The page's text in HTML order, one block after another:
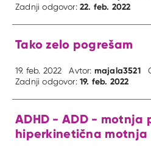
Zadnji odgovor:22. feb. 2022
Tako zelo pogrešam
19. feb. 2022 Avtor: majala3521
Zadnji odgovor:19. feb. 2022
ADHD - ADD - motnja
hiperkinetična motnja